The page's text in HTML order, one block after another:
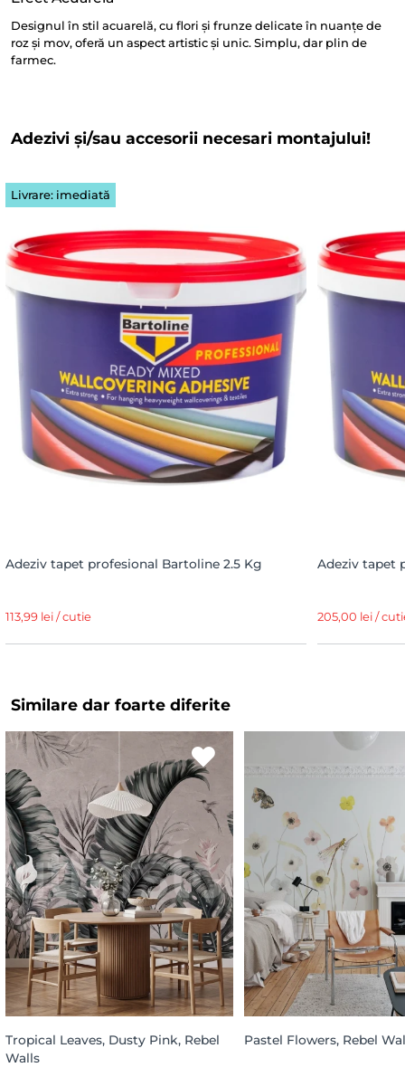
Designul în stil acuarelă, cu flori și frunze delicate în nuanțe de
roz și mov, oferă un aspect artistic și unic. Simplu, dar plin de
farmec.
Adezivi și/sau accesorii necesari montajului!
Livrare: imediată
Adeziv tapet profesional Bartoline 2.5 Kg
113,99 lei / cutie
Adeziv tapet
205,00 lei /
Similare dar foarte diferite
Tropical Leaves, Dusty Pink, Rebel
Walls
Pastel Flowers, Rebel